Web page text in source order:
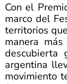
Con el
marco del
territorios
manera
descubierta
argentina
movimiento